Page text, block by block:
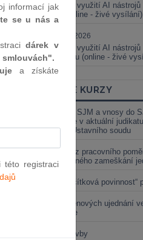
také
a
Praktické využití AI nástrojů
smluv (online - živé
01.09.2026
Praktické využití AI nástrojů
judikaturou (online - živé
ONLINE KURZY
Vnosy ze SJM a vnosy do
valorizace v aktuální
soudu a Ústavního soudu
Výpověď z pracovního
neomluveného zameškání
Nová „tlačítková povinnost“
Změna cenových ujednání
energetice
Černé stavby
informací jak
se u nás a
dárek v
a získáte
této registraci